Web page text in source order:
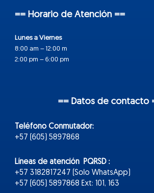
== Horario de Atención ==
Lunes a Viernes
8:00 am – 12:00 m
2:00 pm – 6:00 pm
== Datos de contacto
Teléfono Conmutador:
+57 (605) 5897868
Líneas de atención PQRSD :
+57 3182817247 (Solo WhatsApp)
+57 (605) 5897868 Ext: 101, 163